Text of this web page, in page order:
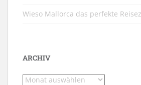
Wieso Mallorca das perfekte
ARCHIV
Archiv